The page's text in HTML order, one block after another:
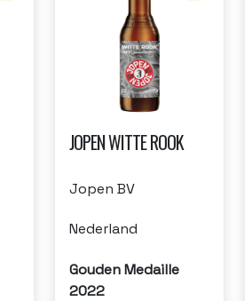
JOPEN WITTE ROOK
Jopen BV
Nederland
Gouden Medaille
2022